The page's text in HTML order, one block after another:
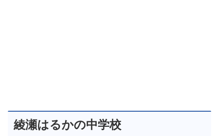
綾瀬はるかの中学校